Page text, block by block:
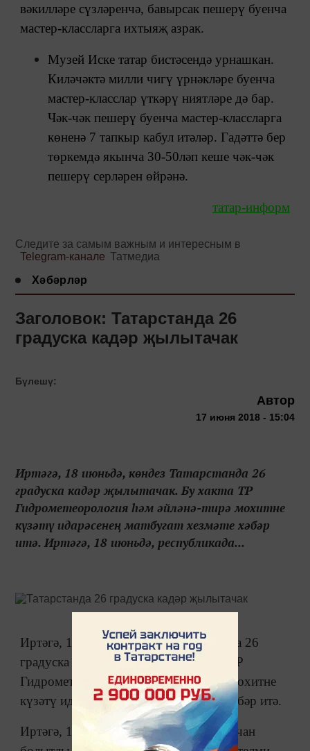
вәкилләре сүзләренчә, бавырсак пешерү буенча
мастер-классларга ихтыяҗ азрак.
Музей Иске татар бистәсендә урнашкан.
Киләчәктә милли чигү үрнәкләре буенча
мастер-класслар үткәрү ниятләре дә бар.
Чәк-чәк пешерү буенча мастер-классларга
көненә 7 тапкыр кабул итәләр. Гадәттә бер
төркемдә якынча 30-50ләп кеше чәк-чәк
пешерү серләрен өйрәнә.
татар-информ
Следите за самым важным и интересным в
Telegram-канале Татмедиа
Хәбәрләр
Заголовок: Татарстанда 26
градуска кадәр җылытачак
Бүлешү:
Автор
17 июня 2018 - 15:04
Иртәгә, 18 июньдә, көндез Татарстанда 26
градуска кадәр җылытачак. Бу хакта ТР
Гидрометеорология һәм әйләнә-тирә мохитне
күзәтү идарәсенең матбугат хезмәте хәбәр
итә. Иртәгә, 18 июньдә, республикада...
Иртәгә, 18 июньдә, көндез Татарстанда 26
градуска кадәр җылытачак. Бу хакта ТР
Гидрометеорология һәм әйләнә-тирә мохитне
күзәтү идарәсенең матбугат хезмәте хәбәр итә.
Иртәгә, 18 июньдә, республикада аязучан